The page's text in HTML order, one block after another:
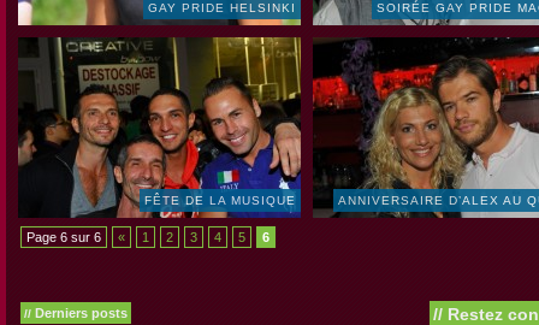
GAY PRIDE HELSINKI SOIRÉE GAY PRIDE
FÊTE DE LA MUSIQUE ANNIVERSAIRE D’ALEX AU
Page 6 sur 6 « 1 2 3 4 5 6
// Derniers posts // Restez